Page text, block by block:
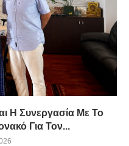
Η Συνεργασία Με Το
Για Τον...